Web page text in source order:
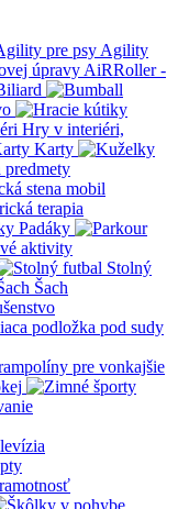
Agility
AiRRoller -
Hry v interiéri,
Karty
stena mobil
terapia
Padáky
aktivity
Stolný
Šach
pre vonkajšie